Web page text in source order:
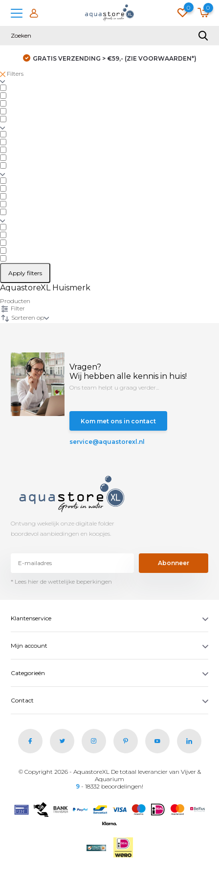
0 0
GRATIS VERZENDING > €59,- (ZIE VOORWAARDEN*)
Filters
Apply filters
AquastoreXL Huismerk
Producten
Filter
Sorteren op
Vragen?
Wij hebben alle kennis in huis!
Ons team helpt u graag verder...
Kom met ons in contact
service@aquastorexl.nl
Ontvang wekelijk onze digitale folder
boordevol aanbiedingen en koopjes.
Abonneer
* Lees hier de wettelijke beperkingen
Klantenservice
Mijn account
Categorieën
Contact
© Copyright 2026 - AquastoreXL De totaal leverancier van Vijver &
Aquarium
9 - 18332 beoordelingen!